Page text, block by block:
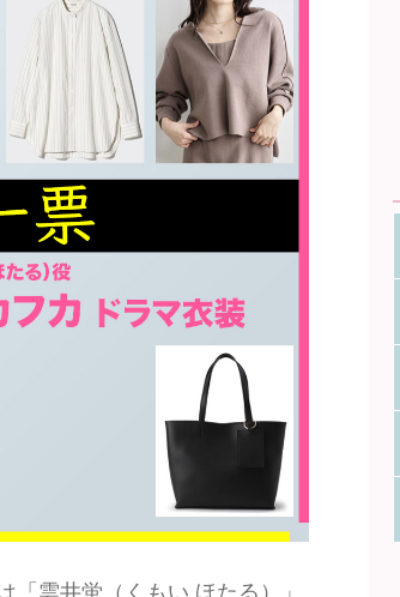
「雲井蛍（くもい ほたる）」